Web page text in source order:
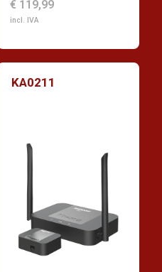
€ 119,99
incl. IVA
KA0211